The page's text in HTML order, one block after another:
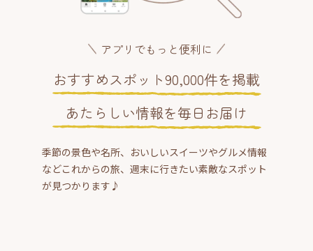
アプリでもっと便利に
おすすめスポット90,000件を掲載
あたらしい情報を毎日お届け
季節の景色や名所、おいしいスイーツやグルメ情報
などこれからの旅、週末に行きたい素敵なスポット
が見つかります♪